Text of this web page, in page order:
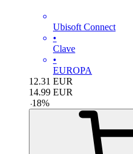
Ubisoft Connect
•
Clave
•
EUROPA
12.31 EUR
14.99 EUR
-18%